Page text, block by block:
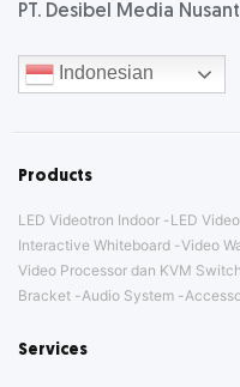
PT. Desibel Media
Indonesian
Products
LED Videotron Indoor LED
Interactive Whiteboard Video
Video Processor dan KVM Switch
Bracket
Audio System
Services